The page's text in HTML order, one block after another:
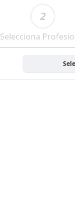
2
Selecciona